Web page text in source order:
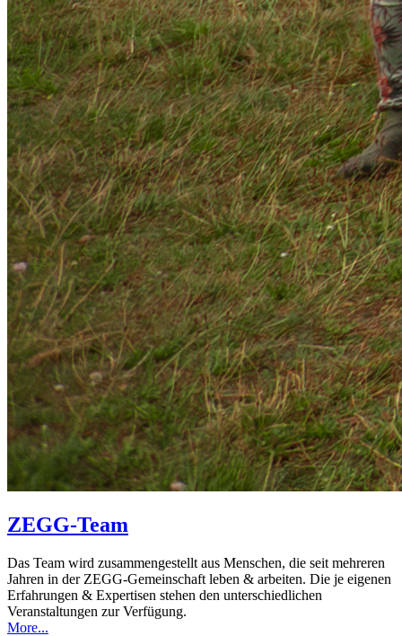
ZEGG-Team
Das Team wird zusammengestellt aus Menschen, die seit mehreren
Jahren in der ZEGG-Gemeinschaft leben & arbeiten. Die je eigenen
Erfahrungen & Expertisen stehen den unterschiedlichen
Veranstaltungen zur Verfügung.
More...